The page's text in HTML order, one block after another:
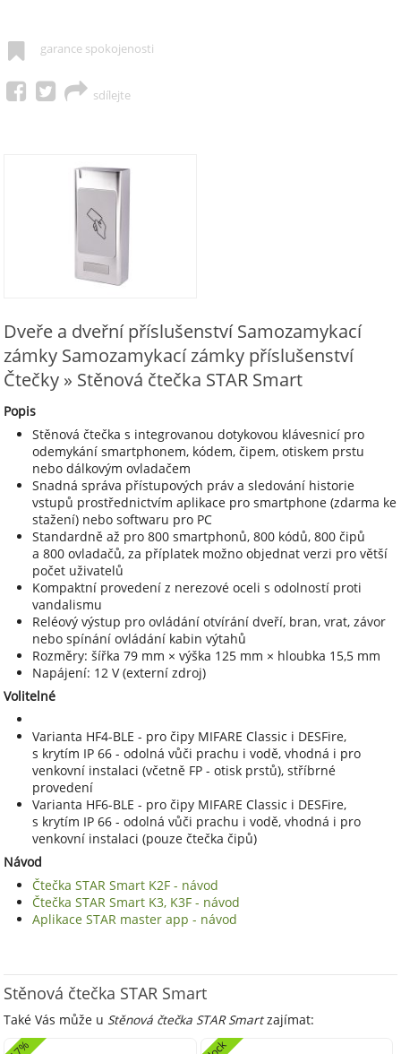
garance spokojenosti
sdílejte
Dveře a dveřní příslušenství Samozamykací
zámky Samozamykací zámky příslušenství
Čtečky » Stěnová čtečka STAR Smart
Popis
Stěnová čtečka s integrovanou dotykovou klávesnicí pro
odemykání smartphonem, kódem, čipem, otiskem prstu
nebo dálkovým ovladačem
Snadná správa přístupových práv a sledování historie
vstupů prostřednictvím aplikace pro smartphone (zdarma ke
stažení) nebo softwaru pro PC
Standardně až pro 800 smartphonů, 800 kódů, 800 čipů
a 800 ovladačů, za příplatek možno objednat verzi pro větší
počet uživatelů
Kompaktní provedení z nerezové oceli s odolností proti
vandalismu
Reléový výstup pro ovládání otvírání dveří, bran, vrat, závor
nebo spínání ovládání kabin výtahů
Rozměry: šířka 79 mm × výška 125 mm × hloubka 15,5 mm
Napájení: 12 V (externí zdroj)
Volitelné
Varianta HF4-BLE - pro čipy MIFARE Classic i DESFire,
s krytím IP 66 - odolná vůči prachu i vodě, vhodná i pro
venkovní instalaci (včetně FP - otisk prstů), stříbrné
provedení
Varianta HF6-BLE - pro čipy MIFARE Classic i DESFire,
s krytím IP 66 - odolná vůči prachu i vodě, vhodná i pro
venkovní instalaci (pouze čtečka čipů)
Návod
Čtečka STAR Smart K2F - návod
Čtečka STAR Smart K3, K3F - návod
Aplikace STAR master app - návod
Stěnová čtečka STAR Smart
Také Vás může u Stěnová čtečka STAR Smartzajímat: